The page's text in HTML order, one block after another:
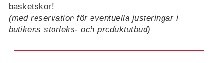
basketskor!
(med reservation för eventuella justeringar i
butikens storleks- och produktutbud)